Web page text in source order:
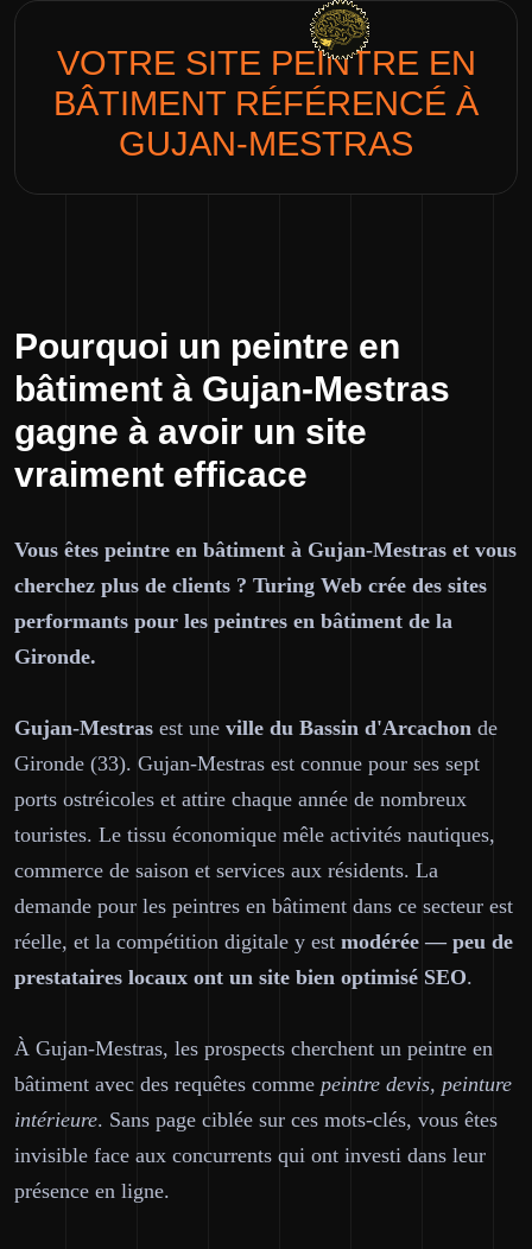
VOTRE SITE PEINTRE EN
BÂTIMENT RÉFÉRENCÉ À
GUJAN-MESTRAS
Pourquoi un peintre en
bâtiment à Gujan-Mestras
gagne à avoir un site
vraiment efficace
Vous êtes peintre en bâtiment à Gujan-Mestras et vous
cherchez plus de clients ? Turing Web crée des sites
performants pour les peintres en bâtiment de la
Gironde.
Gujan-Mestras est une ville du Bassin d'Arcachon de
Gironde (33). Gujan-Mestras est connue pour ses sept
ports ostréicoles et attire chaque année de nombreux
touristes. Le tissu économique mêle activités nautiques,
commerce de saison et services aux résidents. La
demande pour les peintres en bâtiment dans ce secteur est
réelle, et la compétition digitale y est modérée — peu de
prestataires locaux ont un site bien optimisé SEO.
À Gujan-Mestras, les prospects cherchent un peintre en
bâtiment avec des requêtes comme peintre devis, peinture
intérieure. Sans page ciblée sur ces mots-clés, vous êtes
invisible face aux concurrents qui ont investi dans leur
présence en ligne.